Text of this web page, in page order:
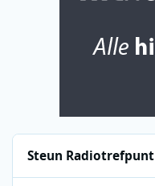
Steun Radiotrefpunt